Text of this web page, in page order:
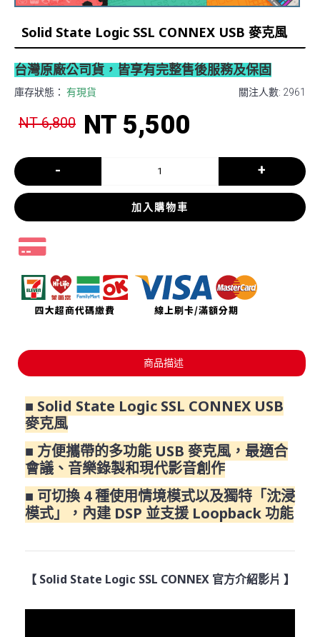
Solid State Logic SSL CONNEX USB 麥克風
台灣原廠公司貨，皆享有完整售後服務及保固
關注人數: 2961
庫存狀態： 有現貨
NT 6,800 NT 5,500
- +
加入購物車
商品描述
■ Solid State Logic SSL CONNEX USB
麥克風
■ 方便攜帶的多功能 USB 麥克風，最適合
會議、音樂錄製和現代影音創作
■ 可切換 4 種使用情境模式以及獨特「沈浸
模式」，內建 DSP 並支援 Loopback 功能
【 Solid State Logic SSL CONNEX 官方介紹影片 】